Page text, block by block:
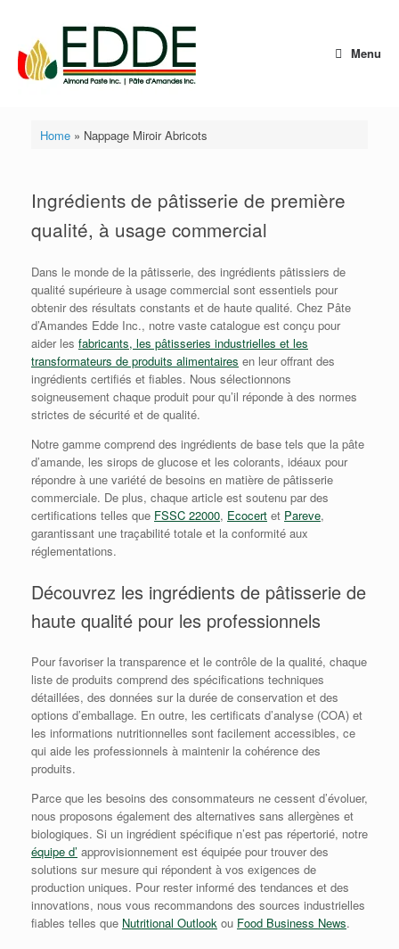
content
Menu
Home» Nappage Miroir Abricots
Ingrédients de pâtisserie de première
qualité, à usage commercial
Dans le monde de la pâtisserie, des ingrédients pâtissiers de
qualité supérieure à usage commercial sont essentiels pour
obtenir des résultats constants et de haute qualité. Chez Pâte
d’Amandes Edde Inc., notre vaste catalogue est conçu pour
aider les fabricants, les pâtisseries industrielles et les
transformateurs de produits alimentaires en leur offrant des
ingrédients certifiés et fiables. Nous sélectionnons
soigneusement chaque produit pour qu’il réponde à des normes
strictes de sécurité et de qualité.
Notre gamme comprend des ingrédients de base tels que la pâte
d’amande, les sirops de glucose et les colorants, idéaux pour
répondre à une variété de besoins en matière de pâtisserie
commerciale. De plus, chaque article est soutenu par des
certifications telles que FSSC 22000, Ecocert et Pareve,
garantissant une traçabilité totale et la conformité aux
réglementations.
Découvrez les ingrédients de pâtisserie de
haute qualité pour les professionnels
Pour favoriser la transparence et le contrôle de la qualité, chaque
liste de produits comprend des spécifications techniques
détaillées, des données sur la durée de conservation et des
options d’emballage. En outre, les certificats d’analyse (COA) et
les informations nutritionnelles sont facilement accessibles, ce
qui aide les professionnels à maintenir la cohérence des
produits.
Parce que les besoins des consommateurs ne cessent d’évoluer,
nous proposons également des alternatives sans allergènes et
biologiques. Si un ingrédient spécifique n’est pas répertorié, notre
équipe d’ approvisionnement est équipée pour trouver des
solutions sur mesure qui répondent à vos exigences de
production uniques. Pour rester informé des tendances et des
innovations, nous vous recommandons des sources industrielles
fiables telles que Nutritional Outlook ou Food Business News.